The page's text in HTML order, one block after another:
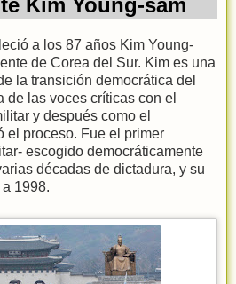
a los 87 años Kim Young-
de Corea del Sur. Kim es una
la transición democrática del
de las voces críticas con el
y después como el
el proceso. Fue el primer
escogido democráticamente
décadas de dictadura, y su
1998.